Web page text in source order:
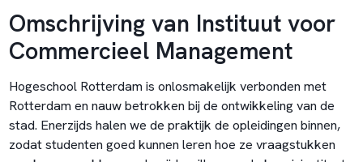
Omschrijving van Instituut voor
Commercieel Management
Hogeschool Rotterdam is onlosmakelijk verbonden met
Rotterdam en nauw betrokken bij de ontwikkeling van de
stad. Enerzijds halen we de praktijk de opleidingen binnen,
zodat studenten goed kunnen leren hoe ze vraagstukken